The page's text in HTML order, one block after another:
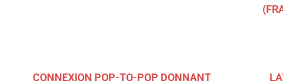
CONNEXION POP-TO-POP DONNANT